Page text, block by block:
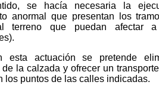
se hacía necesaria la
anormal que presentan los
terreno que puedan afectar
esta actuación se pretende
de la calzada y ofrecer un
los puntos de las calles indicadas.